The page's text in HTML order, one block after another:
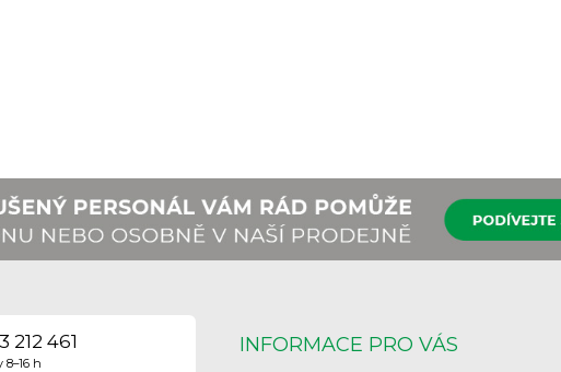
212 461
h
INFORMACE PRO VÁS